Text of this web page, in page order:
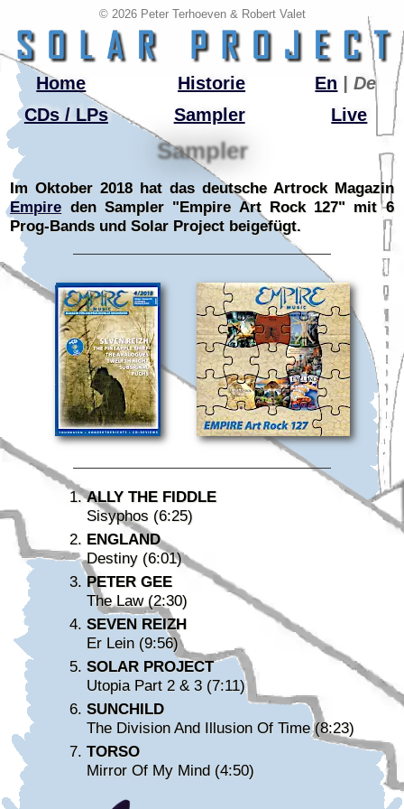
© 2026 Peter Terhoeven & Robert Valet
Home
CDs / LPs
Sampler Live
Historie En | De
Sampler
Im Oktober 2018 hat das deutsche Artrock Magazin
Empire den Sampler "Empire Art Rock 127" mit 6
Prog-Bands und Solar Project beigefügt.
ALLY THE FIDDLE
Sisyphos (6:25)
ENGLAND
Destiny (6:01)
PETER GEE
The Law (2:30)
SEVEN REIZH
Er Lein (9:56)
SOLAR PROJECT
Utopia Part 2 & 3 (7:11)
SUNCHILD
The Division And Illusion Of Time (8:23)
TORSO
Mirror Of My Mind (4:50)